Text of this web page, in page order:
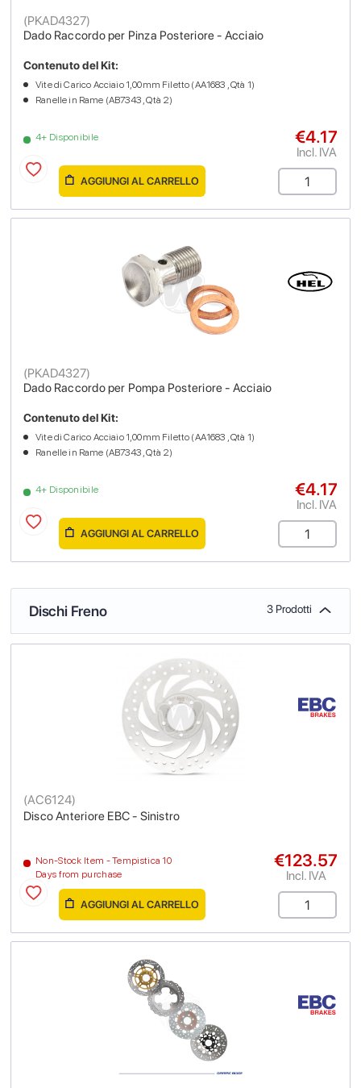
Dado Raccordo per Pinza Posteriore - Acciaio
(PKAD4327)
4+ Disponibile
Contenuto del Kit:
Vite di Carico Acciaio 1,00mm Filetto (AA1683 , Qtà 1)
Ranelle in Rame (AB7343 , Qtà 2)
€4.17
Incl. IVA
AGGIUNGI AL CARRELLO
Dado Raccordo per Pompa Posteriore - Acciaio
(PKAD4327)
4+ Disponibile
Contenuto del Kit:
Vite di Carico Acciaio 1,00mm Filetto (AA1683 , Qtà 1)
Ranelle in Rame (AB7343 , Qtà 2)
€4.17
Incl. IVA
AGGIUNGI AL CARRELLO
Dischi Freno 3 Prodotti
Disco Anteriore EBC - Sinistro
(AC6124)
Non-Stock Item - Tempistica 10
Days from purchase
€123.57
Incl. IVA
AGGIUNGI AL CARRELLO